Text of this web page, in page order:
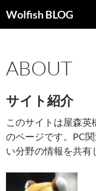
ン
へ
ッ
プ
Wolfish BLOG
索
ABOUT
サイト紹介
このサイトは屋森英
のページです。PC
い分野の情報を共有